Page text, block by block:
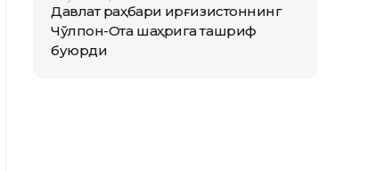
Давлат раҳбари Қирғизистоннинг
Чўлпон-Ота шаҳрига ташриф
буюрди